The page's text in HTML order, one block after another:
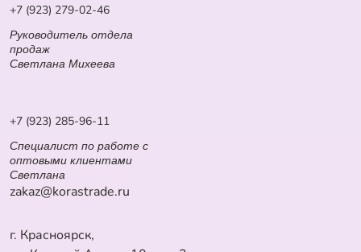
+7 (923) 279-02-46
Руководитель отдела
продаж
Светлана Михеева
+7 (923) 285-96-11
Специалист по работе с
оптовыми клиентами
Светлана
zakaz@korastrade.ru
г. Красноярск,